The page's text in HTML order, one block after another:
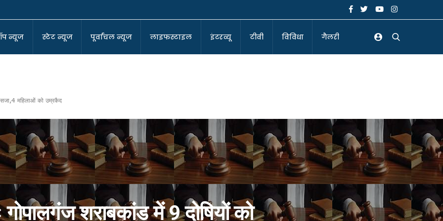
न्यूज स्टेट न्यूज पूर्वांचल न्यूज लाइफस्टाइल इंटरव्यू टीवी विविधा गैलरी
कोआर्डिनेटर
बने सुर्वेंदु!
घर !
बीजेपी!
सजा,4 महिलाओं को उम्रकैद
गोपालगंज शराबकांड में 9 दोषियों को